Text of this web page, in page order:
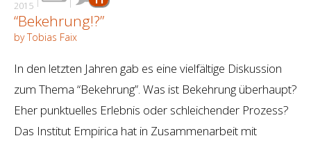
2015
“Bekehrung!?”
by Tobias Faix
In den letzten Jahren gab es eine vielfältige Diskussion
zum Thema “Bekehrung”. Was ist Bekehrung überhaupt?
Eher punktuelles Erlebnis oder schleichender Prozess?
Das Institut Empirica hat in Zusammenarbeit mit